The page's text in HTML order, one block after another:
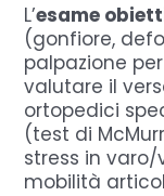
L’esame
(gonfiore,
palpazione
valutare il
ortopedici
(test di
stress in
mobilità